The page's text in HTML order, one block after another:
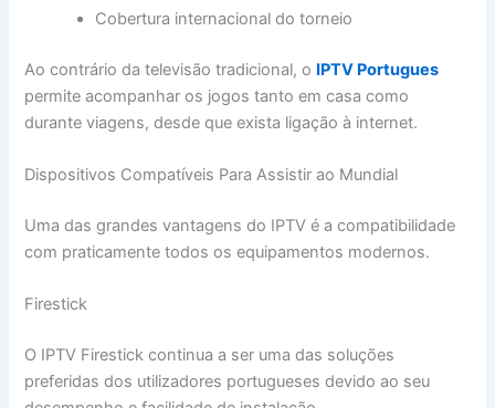
Cobertura internacional do torneio
Ao contrário da televisão tradicional, o IPTV Portugues
permite acompanhar os jogos tanto em casa como
durante viagens, desde que exista ligação à internet.
Dispositivos Compatíveis Para Assistir ao Mundial
Uma das grandes vantagens do IPTV é a compatibilidade
com praticamente todos os equipamentos modernos.
Firestick
O IPTV Firestick continua a ser uma das soluções
preferidas dos utilizadores portugueses devido ao seu